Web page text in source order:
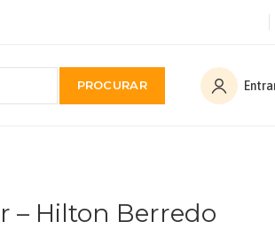
PROCURAR
– Hilton Berredo